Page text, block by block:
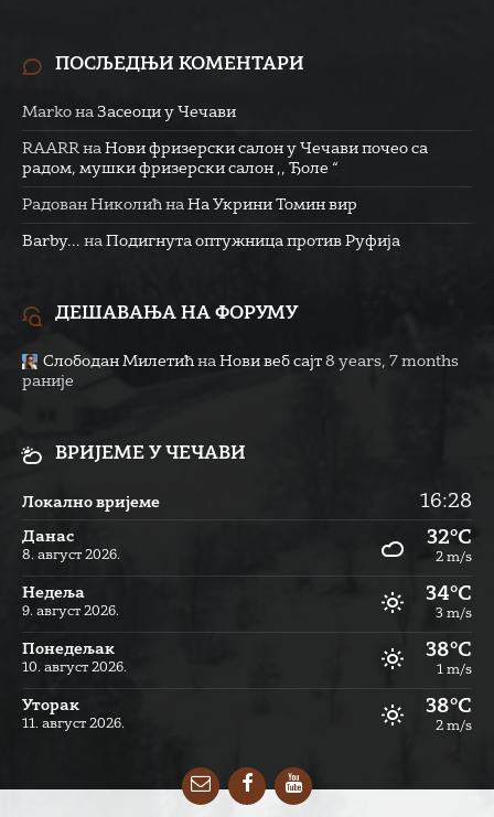
ПОСЉЕДЊИ КОМЕНТАРИ
Marko на Засеоци у Чечави
RAARR на Нови фризерски салон у Чечави почео са
радом, мушки фризерски салон ,, Ђоле “
Радован Николић на На Укрини Томин вир
Barby... на Подигнута оптужница против Руфија
ДЕШАВАЊА НА ФОРУМУ
Слободан Милетић на Нови веб сајт 8 years, 7 months
раније
ВРИЈЕМЕ У ЧЕЧАВИ
Локално вријеме 16:28
Данас
8. август 2026.
32°C
2 m/s
Недеља
9. август 2026.
34°C
3 m/s
Понедељак
10. август 2026.
38°C
1 m/s
Уторак
11. август 2026.
38°C
2 m/s
EmailFacebookYouTube